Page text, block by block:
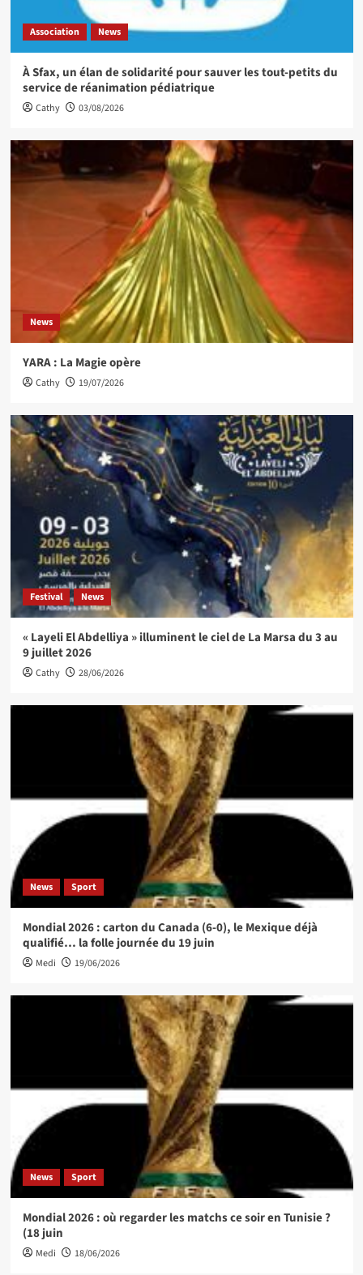
Association News
À Sfax, un élan de solidarité pour sauver les tout-petits du
service de réanimation pédiatrique
Cathy 03/08/2026
News
YARA : La Magie opère
Cathy 19/07/2026
Festival News
« Layeli El Abdelliya » illuminent le ciel de La Marsa du 3 au
9 juillet 2026
Cathy 28/06/2026
News Sport
Mondial 2026 : carton du Canada (6-0), le Mexique déjà
qualifié… la folle journée du 19 juin
Medi 19/06/2026
News Sport
Mondial 2026 : où regarder les matchs ce soir en Tunisie ?
(18 juin
Medi 18/06/2026